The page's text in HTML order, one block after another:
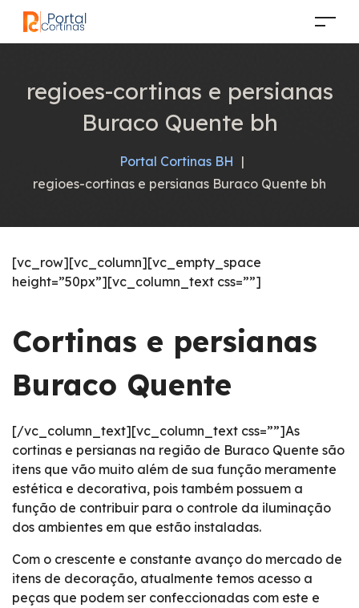
regioes-cortinas e persianas
Buraco Quente bh
Portal Cortinas BH |
regioes-cortinas e persianas Buraco Quente bh
[vc_row][vc_column][vc_empty_space
height=”50px”][vc_column_text css=””]
Cortinas e persianas
Buraco Quente
[/vc_column_text][vc_column_text css=””]As
cortinas e persianas na região de Buraco Quente são
itens que vão muito além de sua função meramente
estética e decorativa, pois também possuem a
função de contribuir para o controle da iluminação
dos ambientes em que estão instaladas.
Com o crescente e constante avanço do mercado de
itens de decoração, atualmente temos acesso a
peças que podem ser confeccionadas com este e